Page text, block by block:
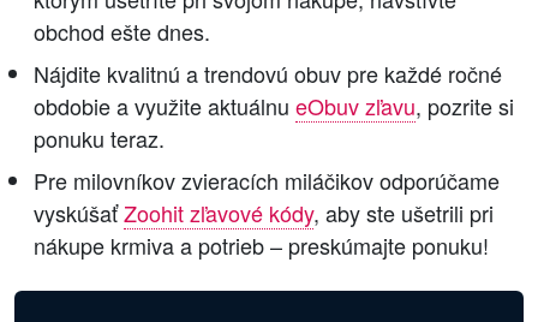
obchod ešte dnes.
Nájdite kvalitnú a trendovú obuv pre každé ročné
obdobie a využite aktuálnu eObuv zľavu, pozrite si
ponuku teraz.
Pre milovníkov zvieracích miláčikov odporúčame
vyskúšaťZoohit zľavové kódy, aby ste ušetrili pri
nákupe krmiva a potrieb – preskúmajte ponuku!